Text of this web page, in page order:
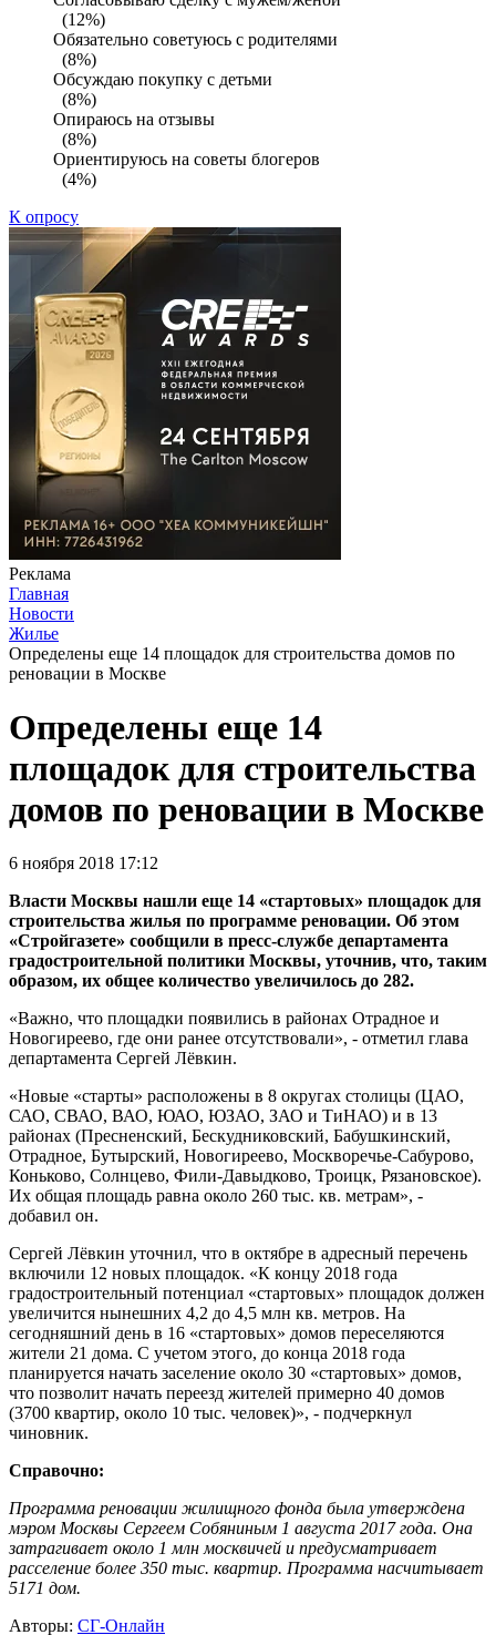
(12%)
Обязательно советуюсь с родителями
(8%)
Обсуждаю покупку с детьми
(8%)
Опираюсь на отзывы
(8%)
Ориентируюсь на советы блогеров
(4%)
К опросу
Реклама
Главная
Новости
Жилье
Определены еще 14 площадок для строительства домов по
реновации в Москве
Определены еще 14
площадок для строительства
домов по реновации в Москве
6 ноября 2018 17:12
Власти Москвы нашли еще 14 «стартовых» площадок для
строительства жилья по программе реновации. Об этом
«Стройгазете» сообщили в пресс-службе департамента
градостроительной политики Москвы, уточнив, что, таким
образом, их общее количество увеличилось до 282.
«Важно, что площадки появились в районах Отрадное и
Новогиреево, где они ранее отсутствовали», - отметил глава
департамента Сергей Лёвкин.
«Новые «старты» расположены в 8 округах столицы (ЦАО,
САО, СВАО, ВАО, ЮАО, ЮЗАО, ЗАО и ТиНАО) и в 13
районах (Пресненский, Бескудниковский, Бабушкинский,
Отрадное, Бутырский, Новогиреево, Москворечье-Сабурово,
Коньково, Солнцево, Фили-Давыдково, Троицк, Рязановское).
Их общая площадь равна около 260 тыс. кв. метрам», -
добавил он.
Сергей Лёвкин уточнил, что в октябре в адресный перечень
включили 12 новых площадок. «К концу 2018 года
градостроительный потенциал «стартовых» площадок должен
увеличится нынешних 4,2 до 4,5 млн кв. метров. На
сегодняшний день в 16 «стартовых» домов переселяются
жители 21 дома. С учетом этого, до конца 2018 года
планируется начать заселение около 30 «стартовых» домов,
что позволит начать переезд жителей примерно 40 домов
(3700 квартир, около 10 тыс. человек)», - подчеркнул
чиновник.
Справочно:
Программа реновации жилищного фонда была утверждена
мэром Москвы Сергеем Собяниным 1 августа 2017 года. Она
затрагивает около 1 млн москвичей и предусматривает
расселение более 350 тыс. квартир. Программа насчитывает
5171 дом.
Авторы: СГ-Онлайн